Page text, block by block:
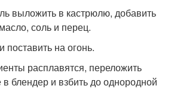
выложить в кастрюлю, добавить
соль и перец.
на огонь.
расплавятся, переложить
блендер и взбить до однородной